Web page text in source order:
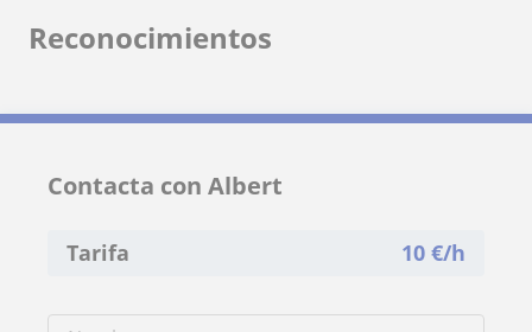
Reconocimientos
Contacta con Albert
Tarifa 10 €/h